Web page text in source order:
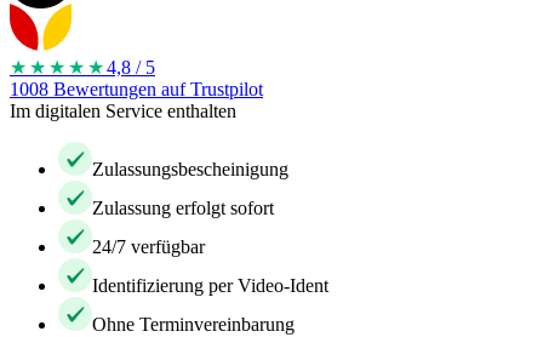
★★★★ ★4,8 / 5
1008 Bewertungen auf Trustpilot
Im digitalen Service enthalten
Zulassungsbescheinigung
Zulassung erfolgt sofort
24/7 verfügbar
Identifizierung per Video-Ident
Ohne Terminvereinbarung